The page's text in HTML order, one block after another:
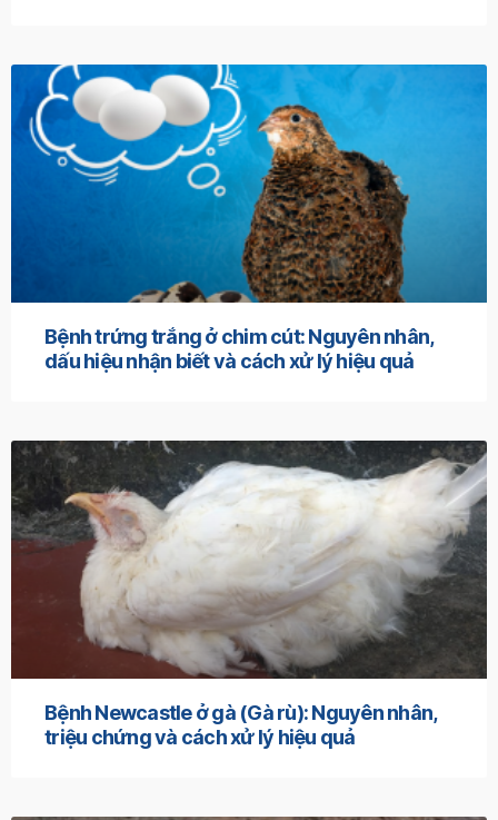
Bệnh trứng trắng ở chim cút: Nguyên nhân,
dấu hiệu nhận biết và cách xử lý hiệu quả
Bệnh Newcastle ở gà (Gà rù): Nguyên nhân,
triệu chứng và cách xử lý hiệu quả